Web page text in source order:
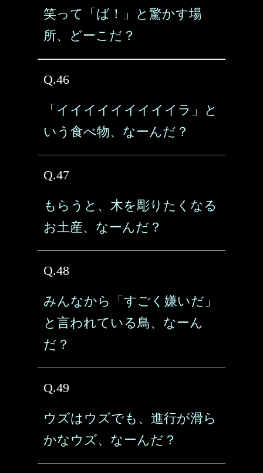
笑って「ば！」と驚かす場
所、どーこだ？
Q.46
「イイイイイイイイイラ」と
いう食べ物、なーんだ？
Q.47
もらうと、木を彫りたくなる
お土産、なーんだ？
Q.48
みんなから「すごく嫌いだ」
と言われている鳥、なーん
だ？
Q.49
ウズはウズでも、進行が滑ら
かなウズ、なーんだ？